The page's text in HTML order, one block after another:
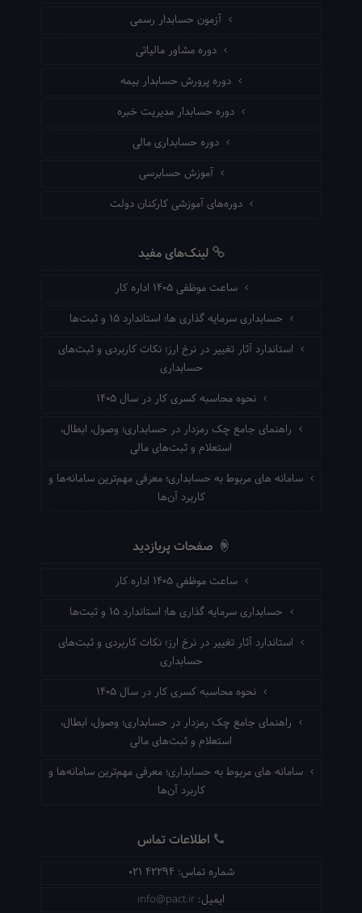
آزمون حسابدار رسمی
دوره مشاور مالیاتی
دوره پرورش حسابدار بیمه
دوره حسابدار مدیریت خبره
دوره حسابداری مالی
آموزش حسابرسی
دوره‌های آموزشی کارکنان دولت
لینک‌های مفید
ساعت موظفی ۱۴۰۵ اداره کار
حسابداری سرمایه گذاری ها؛ استاندارد ۱۵ و ثبت‌ها
استاندارد آثار تغییر در نرخ ارز؛ نکات کاربردی و ثبت‌های
حسابداری
نحوه محاسبه کسری کار در سال ۱۴۰۵
راهنمای جامع چک رمزدار در حسابداری؛ وصول، ابطال،
استعلام و ثبت‌های مالی
سامانه های مربوط به حسابداری؛ معرفی مهم‌ترین سامانه‌ها و
کاربرد آن‌ها
صفحات پربازدید
ساعت موظفی ۱۴۰۵ اداره کار
حسابداری سرمایه گذاری ها؛ استاندارد ۱۵ و ثبت‌ها
استاندارد آثار تغییر در نرخ ارز؛ نکات کاربردی و ثبت‌های
حسابداری
نحوه محاسبه کسری کار در سال ۱۴۰۵
راهنمای جامع چک رمزدار در حسابداری؛ وصول، ابطال،
استعلام و ثبت‌های مالی
سامانه های مربوط به حسابداری؛ معرفی مهم‌ترین سامانه‌ها و
کاربرد آن‌ها
اطلاعات تماس
شماره تماس: 021 42294
ایمیل: info@pact.ir